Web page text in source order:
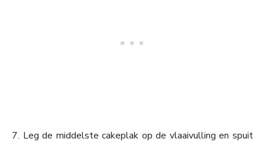
7. Leg de middelste cakeplak op de vlaaivulling en spuit